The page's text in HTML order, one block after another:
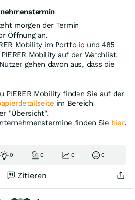
morgen der Termin
Öffnung an.
Mobility im Portfolio und 485
Mobility auf der Watchlist.
gehen davon aus, dass die
PIERER Mobility finden Sie auf der
im Bereich
"Übersicht".
finden Sie hier.
0 0 0 0
Zitieren